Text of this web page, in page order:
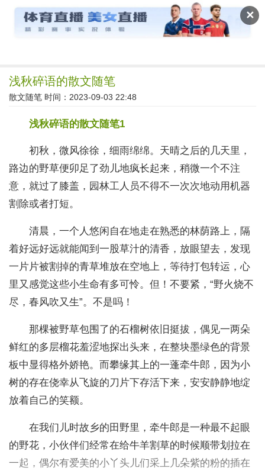
✕
读文斋
浅秋碎语的散文随笔
散文随笔 时间：2023-09-03 22:48
浅秋碎语的散文随笔1
初秋，微风徐徐，细雨绵绵。天晴之后的几天里，
路边的野草便卯足了劲儿地疯长起来，稍微一个不注
意，就过了膝盖，园林工人员不得不一次次地动用机器
割除或者打短。
清晨，一个人悠闲自在地走在熟悉的林荫路上，隔
着好远好远就能闻到一股草汁的清香，放眼望去，发现
一片片被割掉的青草堆放在空地上，等待打包转运，心
里又感觉这些小生命有多可怜。但！不要紧，“野火烧不
尽，春风吹又生”。不是吗！
那棵被野草包围了的石榴树依旧挺拔，偶见一两朵
鲜红的多层榴花羞涩地探出头来，在整块墨绿色的背景
板中显得格外娇艳。而攀缘其上的一蓬牵牛郎，因为小
树的存在侥幸从飞旋的刀片下存活下来，安安静静地绽
放着自己的笑额。
在我们儿时故乡的田野里，牵牛郎是一种最不起眼
的野花，小伙伴们经常在给牛羊割草的时候顺带划拉在
一起，偶尔有爱美的小丫头儿们采上几朵紫的粉的插在